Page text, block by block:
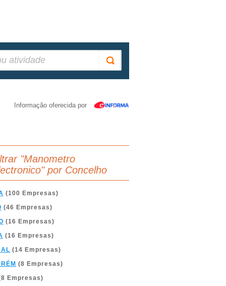
Informação oferecida por
"Manometro
por Concelho
(100 Empresas)
(46 Empresas)
(16 Empresas)
(16 Empresas)
(14 Empresas)
(8 Empresas)
Empresas)